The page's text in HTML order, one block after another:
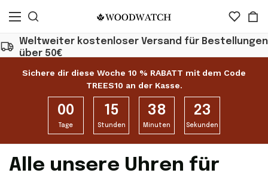
Weltweiter kostenloser Versand für Bestellungen
über 50€
Sichere dir diese Woche 10 % RABATT mit dem Code
TREES10 an der Kasse.
00
Tage
15
Stunden
38
Minuten
22
Sekunden
Alle unsere Uhren für